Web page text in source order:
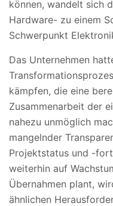
können, wandelt sich
Hardware- zu einem
Schwerpunkt
Das Unternehmen
kämpfen, die eine
Zusammenarbeit der
nahezu unmöglich
mangelnder
Projektstatus und -
weiterhin auf
Übernahmen plant,
ähnlichen